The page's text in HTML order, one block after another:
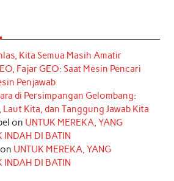
Kita Semua Masih Amatir
Fajar GEO: Saat Mesin Pencari
Penjawab
di Persimpangan Gelombang:
Kita, dan Tanggung Jawab Kita
on UNTUK MEREKA, YANG
INDAH DI BATIN
on UNTUK MEREKA, YANG
INDAH DI BATIN